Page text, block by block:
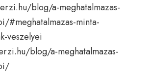
blog/a-meghatalmazas-
#meghatalmazas-minta-
veszelyei
blog/a-meghatalmazas-